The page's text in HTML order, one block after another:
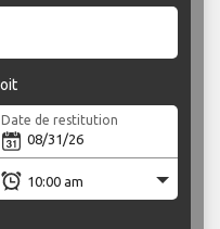
Date de restitution